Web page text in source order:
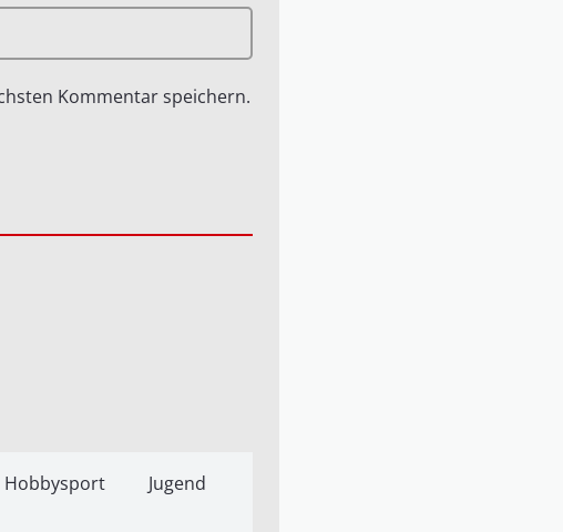
Kommentar speichern.
Hobbysport Jugend